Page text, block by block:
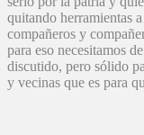
quitando herramientas
compañeros y
para eso necesitamos
discutido, pero sólido
y vecinas que es para